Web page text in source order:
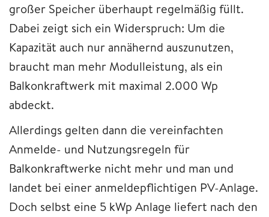
großer Speicher überhaupt regelmäßig füllt.
Dabei zeigt sich ein Widerspruch: Um die
Kapazität auch nur annähernd auszunutzen,
braucht man mehr Modulleistung, als ein
Balkonkraftwerk mit maximal 2.000 Wp
abdeckt.
Allerdings gelten dann die vereinfachten
Anmelde- und Nutzungsregeln für
Balkonkraftwerke nicht mehr und man und
landet bei einer anmeldepflichtigen PV-Anlage.
Doch selbst eine 5 kWp Anlage liefert nach den